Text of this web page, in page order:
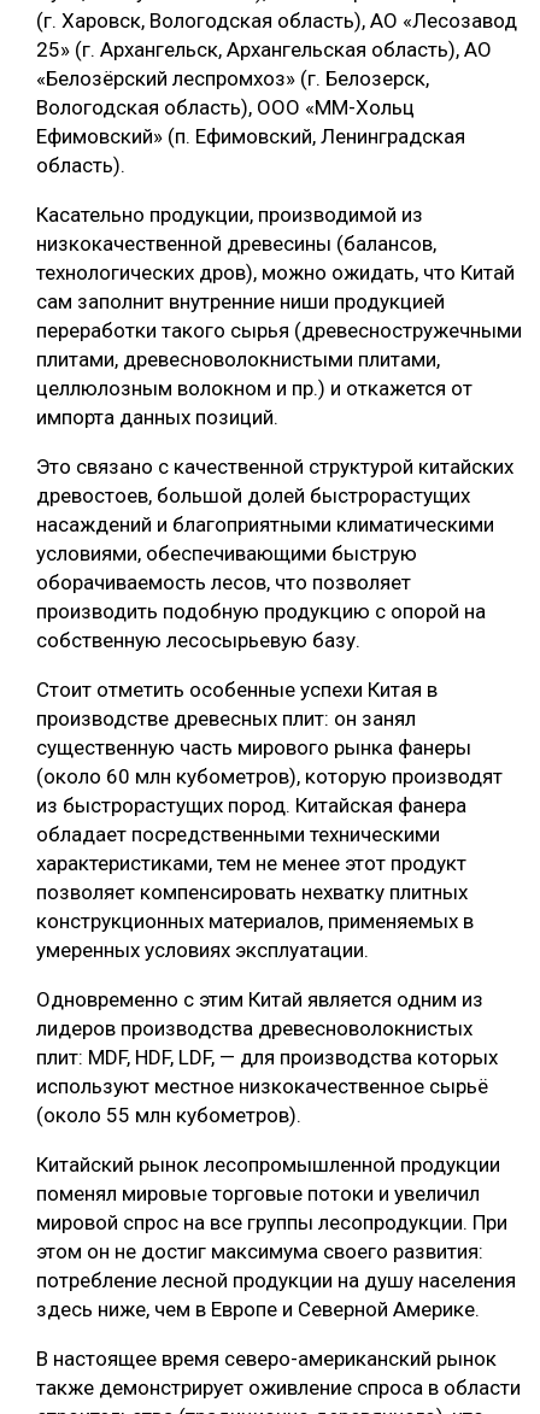
(г. Харовск, Вологодская область), АО «Лесозавод
25» (г. Архангельск, Архангельская область), АО
«Белозёрский леспромхоз» (г. Белозерск,
Вологодская область), ООО «ММ-Хольц
Ефимовский» (п. Ефимовский, Ленинградская
область).
Касательно продукции, производимой из
низкокачественной древесины (балансов,
технологических дров), можно ожидать, что Китай
сам заполнит внутренние ниши продукцией
переработки такого сырья (древесностружечными
плитами, древесноволокнистыми плитами,
целлюлозным волокном и пр.) и откажется от
импорта данных позиций.
Это связано с качественной структурой китайских
древостоев, большой долей быстрорастущих
насаждений и благоприятными климатическими
условиями, обеспечивающими быструю
оборачиваемость лесов, что позволяет
производить подобную продукцию с опорой на
собственную лесосырьевую базу.
Стоит отметить особенные успехи Китая в
производстве древесных плит: он занял
существенную часть мирового рынка фанеры
(около 60 млн кубометров), которую производят
из быстрорастущих пород. Китайская фанера
обладает посредственными техническими
характеристиками, тем не менее этот продукт
позволяет компенсировать нехватку плитных
конструкционных материалов, применяемых в
умеренных условиях эксплуатации.
Одновременно с этим Китай является одним из
лидеров производства древесноволокнистых
плит: MDF, HDF, LDF, — для производства которых
используют местное низкокачественное сырьё
(около 55 млн кубометров).
Китайский рынок лесопромышленной продукции
поменял мировые торговые потоки и увеличил
мировой спрос на все группы лесопродукции. При
этом он не достиг максимума своего развития:
потребление лесной продукции на душу населения
здесь ниже, чем в Европе и Северной Америке.
В настоящее время северо-американский рынок
также демонстрирует оживление спроса в области